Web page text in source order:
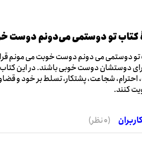
کتاب تو دوستمی می‌دونم دوست
تو دوستمی می دونم دوست خوبت می مونم
دوستشان دوست خوبی باشند. در این
شجاعت، پشتکار، تسلط بر خود و
کنند.
(0 نظر)